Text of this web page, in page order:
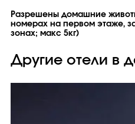
Разрешены домашние
номерах на первом этаже,
зонах; макс 5кг)
Другие отели в